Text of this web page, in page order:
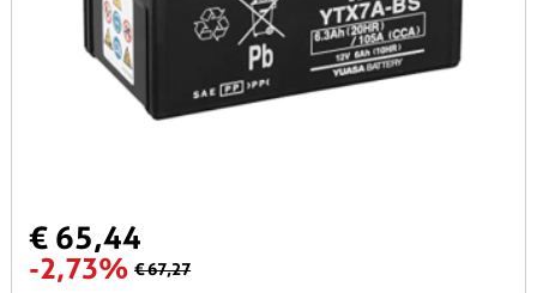
€ 65,44
-2,73% € 67,27